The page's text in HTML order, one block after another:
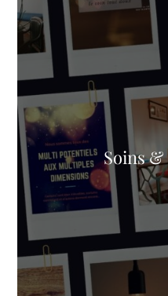
Soins &